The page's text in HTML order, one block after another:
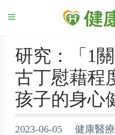
研究：「1
古丁慰藉程
孩子的身心
2023-06-05 健康醫